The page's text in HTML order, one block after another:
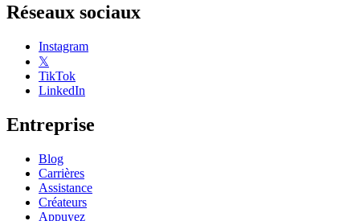
Réseaux sociaux
Instagram
𝕏
TikTok
LinkedIn
Entreprise
Blog
Carrières
Assistance
Créateurs
Appuyez